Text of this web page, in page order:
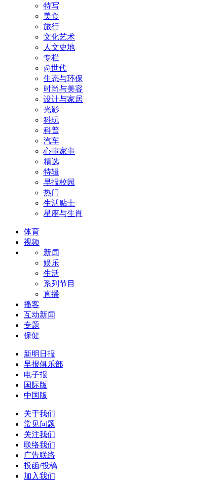
特写
美食
旅行
文化艺术
人文史地
专栏
@世代
生态与环保
时尚与美容
设计与家居
光影
科玩
科普
汽车
心事家事
精选
特辑
早报校园
热门
生活贴士
星座与生肖
体育
视频
新闻
娱乐
生活
系列节目
直播
播客
互动新闻
专题
保健
新明日报
早报俱乐部
电子报
国际版
中国版
关于我们
常见问题
关注我们
联络我们
广告联络
投函/投稿
加入我们